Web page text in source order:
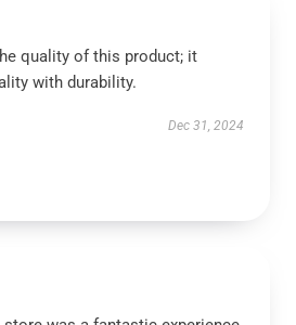
quality of this product; it
with durability.
Dec 31, 2024